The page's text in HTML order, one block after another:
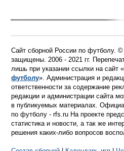
Сайт сборной России по футболу.
защищены. 2006 - 2021 гг.
лишь при указании ссылки на сайт «
футболу». Администрация и
ответственности за содержание
редакции и администрации сайта
в публикуемых материалах.
по футболу - rfs.ru На проекте
статистика и новости, а так же
решения каких-либо вопросов